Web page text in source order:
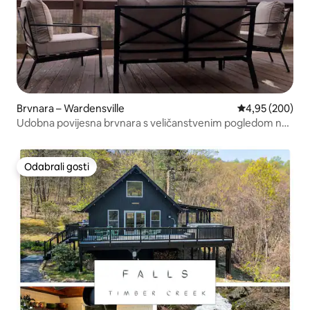
Brvnara – Wardensville Prosječna
4,95 (200)
Udobna povijesna brvnara s veličanstvenim pogledom na
Odabrali gosti
Odabrali gosti